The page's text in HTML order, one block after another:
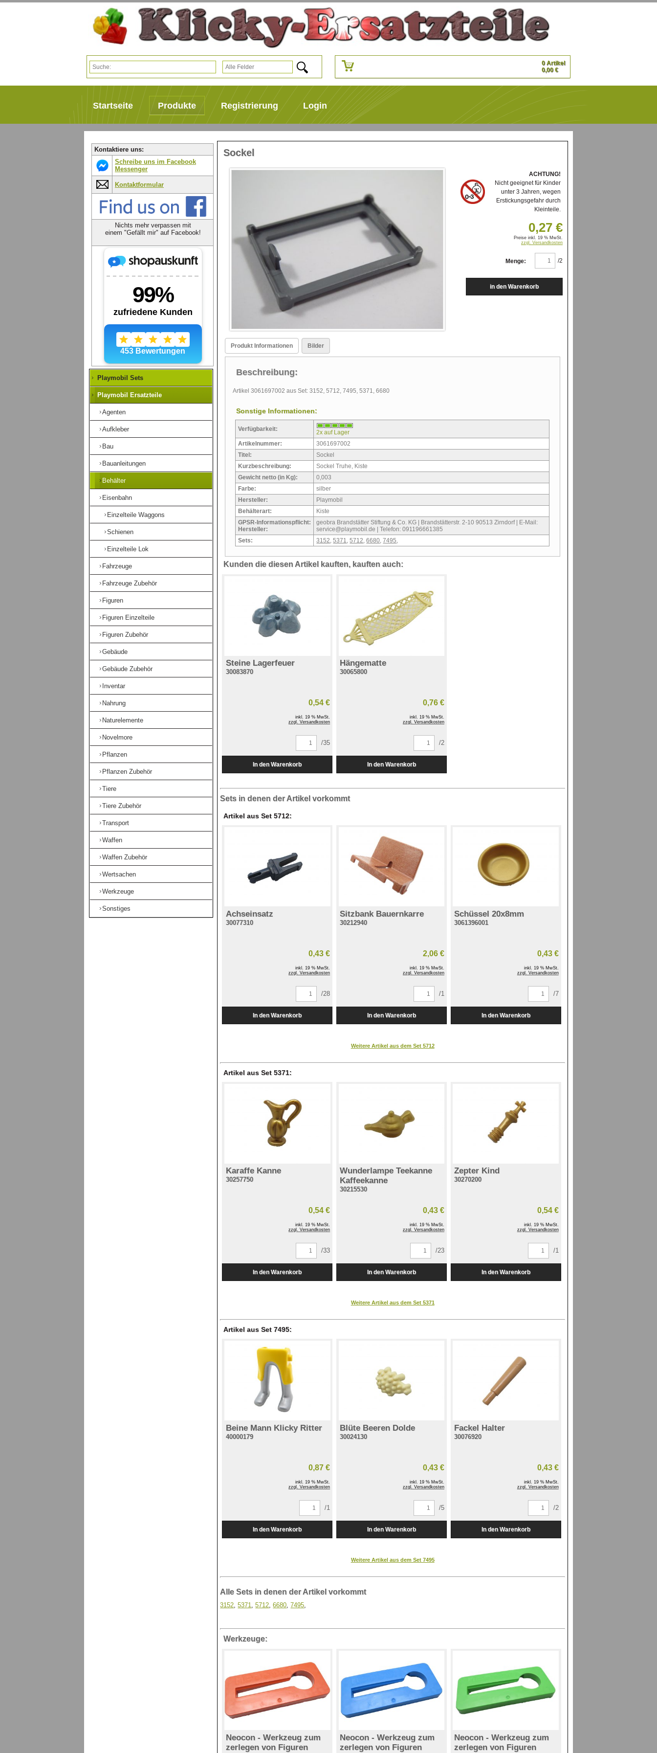
0 Artikel
0,00 €
Startseite Produkte Registrierung Login
Sockel
ACHTUNG!
Nicht geeignet für Kinder
unter 3 Jahren, wegen
Erstickungsgefahr durch
Kleinteile.
0,27 €
Preise inkl. 19 % MwSt.
zzgl. Versandkosten
Menge: /2
Produkt Informationen Bilder
Beschreibung:
Artikel 3061697002 aus Set: 3152, 5712, 7495, 5371, 6680
Sonstige Informationen:
Verfügbarkeit:
2x auf Lager
Artikelnummer:
3061697002
Titel:
Sockel
Kurzbeschreibung:
Sockel Truhe, Kiste
Gewicht netto (in Kg):
0,003
Farbe:
silber
Hersteller:
Playmobil
Behälterart:
Kiste
GPSR-Informationspflicht:
Hersteller:
geobra Brandstätter Stiftung & Co. KG | Brandstätterstr. 2-10 90513 Zirndorf | E-Mail:
service@playmobil.de | Telefon: 091196661385
Sets:
3152,5371,5712,6680,7495,
Kunden die diesen Artikel kauften, kauften auch:
Steine Lagerfeuer
30083870
0,54 €
inkl. 19 % MwSt.
zzgl. Versandkosten
/35
Hängematte
30065800
0,76 €
inkl. 19 % MwSt.
zzgl. Versandkosten
/2
Sets in denen der Artikel vorkommt
Artikel aus Set 5712:
Achseinsatz
30077310
0,43 €
inkl. 19 % MwSt.
zzgl. Versandkosten
/28
Sitzbank Bauernkarre
30212940
2,06 €
inkl. 19 % MwSt.
zzgl. Versandkosten
/1
Schüssel 20x8mm
3061396001
0,43 €
inkl. 19 % MwSt.
zzgl. Versandkosten
/7
Weitere Artikel aus dem Set 5712
Artikel aus Set 5371:
Karaffe Kanne
30257750
0,54 €
inkl. 19 % MwSt.
zzgl. Versandkosten
/33
Wunderlampe Teekanne
Kaffeekanne
30215530
0,43 €
inkl. 19 % MwSt.
zzgl. Versandkosten
/23
Zepter Kind
30270200
0,54 €
inkl. 19 % MwSt.
zzgl. Versandkosten
/1
Weitere Artikel aus dem Set 5371
Artikel aus Set 7495:
Beine Mann Klicky Ritter
40000179
0,87 €
inkl. 19 % MwSt.
zzgl. Versandkosten
/1
Blüte Beeren Dolde
30024130
0,43 €
inkl. 19 % MwSt.
zzgl. Versandkosten
/5
Fackel Halter
30076920
0,43 €
inkl. 19 % MwSt.
zzgl. Versandkosten
/2
Weitere Artikel aus dem Set 7495
Alle Sets in denen der Artikel vorkommt
3152 ,5371 ,5712 ,6680 ,7495
Werkzeuge:
Neocon - Werkzeug zum
zerlegen von Figuren
Neocon - Werkzeug zum
zerlegen von Figuren
Neocon - Werkzeug zum
zerlegen von Figuren
Kontaktiere uns:
Schreibe uns im Facebook
Messenger
Kontaktformular
Nichts mehr verpassen mit
einem "Gefällt mir" auf Facebook!
Playmobil Sets
Playmobil Ersatzteile
Agenten
Aufkleber
Bau
Bauanleitungen
Behälter
Eisenbahn
Einzelteile Waggons
Schienen
Einzelteile Lok
Fahrzeuge
Fahrzeuge Zubehör
Figuren
Figuren Einzelteile
Figuren Zubehör
Gebäude
Gebäude Zubehör
Inventar
Nahrung
Naturelemente
Novelmore
Pflanzen
Pflanzen Zubehör
Tiere
Tiere Zubehör
Transport
Waffen
Waffen Zubehör
Wertsachen
Werkzeuge
Sonstiges